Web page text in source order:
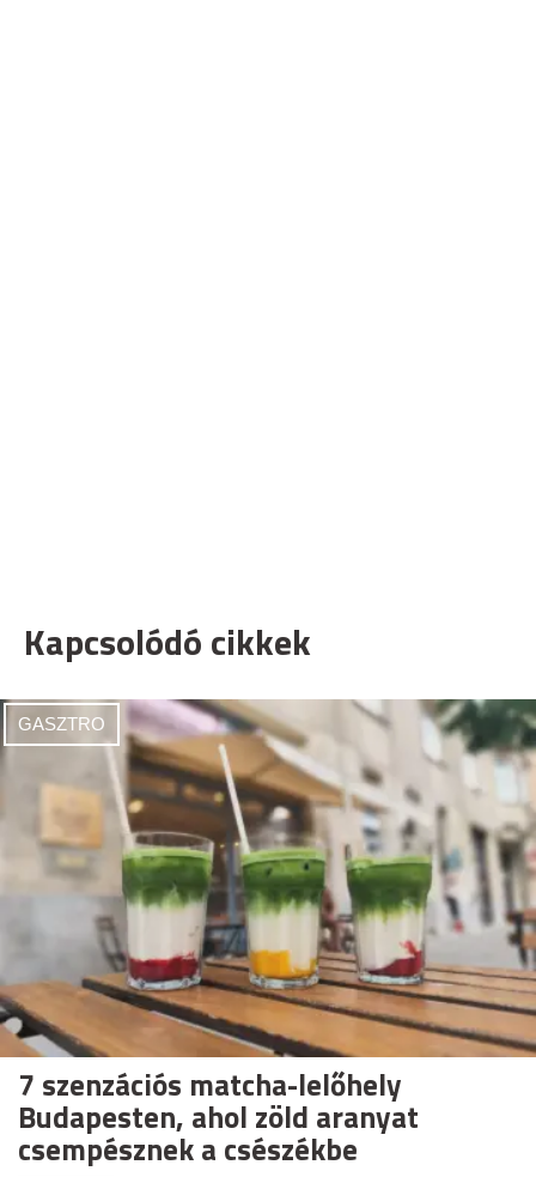
Kapcsolódó cikkek
GASZTRO
7 szenzációs matcha-lelőhely
Budapesten, ahol zöld aranyat
csempésznek a csészékbe